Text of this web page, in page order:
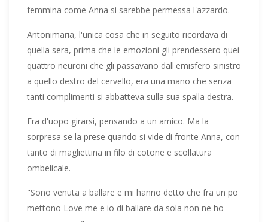
femmina come Anna si sarebbe permessa l'azzardo.
Antonimaria, l'unica cosa che in seguito ricordava di
quella sera, prima che le emozioni gli prendessero quei
quattro neuroni che gli passavano dall'emisfero sinistro
a quello destro del cervello, era una mano che senza
tanti complimenti si abbatteva sulla sua spalla destra.
Era d'uopo girarsi, pensando a un amico. Ma la
sorpresa se la prese quando si vide di fronte Anna, con
tanto di magliettina in filo di cotone e scollatura
ombelicale.
"Sono venuta a ballare e mi hanno detto che fra un po'
mettono Love me e io di ballare da sola non ne ho